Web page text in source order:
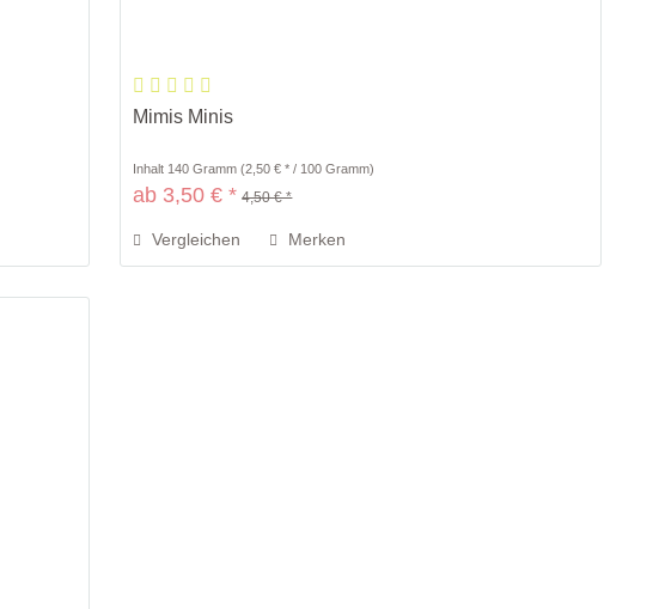
Mimis Minis
Inhalt 140 Gramm(2,50 € * / 100 Gramm)
ab 3,50 € * 4,50 € *
Vergleichen Merken